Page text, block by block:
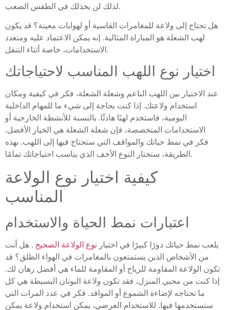
لذلك لن يخذلك في الطقس الصعب.
هل تحتاج إلى ولاعة للمغامرات القاسية أو لهوايات معينة؟ قد يكون
لهب الشعلة هو المباراة المثالية. إنه يمكن الاعتماد عليه ومتعدد
الاستخدامات، خاصة أثناء التنقل.
اختيار نوع اللهب المناسب لاحتياجاتك
عند الاختيار بين اللهب الناعم وشعلة الشعلة، فكر في كيفية ومكان
استخدام ولاعتك. إذا كنت بحاجة إلى شيء ما للمهام الداخلية
اليومية، فاستخدم لهبًا هادئًا. بالنسبة للأنشطة الخارجية أو
الاستخدامات المتخصصة، فإن شعلة الشعلة هي الخيار الأفضل.
فكر في نمط حياتك والمواقف التي ستحتاج فيها إلى اللهب. بهذه
الطريقة، ستختار النوع الأخف الذي يناسب احتياجاتك تمامًا.
كيفية اختيار نوع الولاعة
المناسب
اعتبارات نمط الحياة والاستخدام
يلعب نمط حياتك دورًا كبيرًا في اختيار نوع الولاعة الصحيح . هل أنت
من الأشخاص الذين يستمتعون بالمغامرات في الهواء الطلق؟ قد
تكون الولاعة المقاومة للرياح أو المقاومة للماء هي أفضل رهان لك.
إذا كنت من محبي المنزل، فقد تكون ولاعة البوتان البسيطة هي كل
ما تحتاجه لإضاءة الشموع أو المواقد. فكر في عدد المرات التي
ستستخدمها فيها. للاستخدام العرضي، يمكن استخدام ولاعة يمكن